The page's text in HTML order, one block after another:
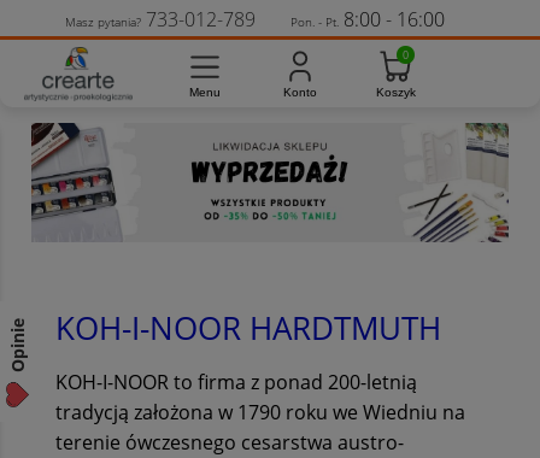
KOH-I-NOOR HARDTMUTH
KOH-I-NOOR to firma z ponad 200-letnią
tradycją założona w 1790 roku we Wiedniu na
terenie ówczesnego cesarstwa austro-
Masz pytania? 733-012-789 Pon. - Pt. 8:00 - 16:00
Opinie